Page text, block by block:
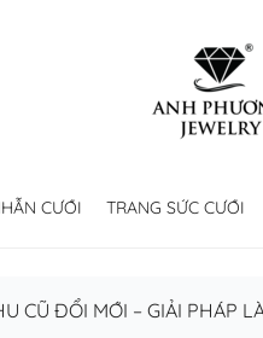
CƯỚI TRANG SỨC CƯỚI
CŨ ĐỔI MỚI – GIẢI PHÁP